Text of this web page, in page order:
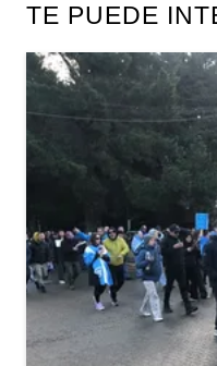
TE PUEDE